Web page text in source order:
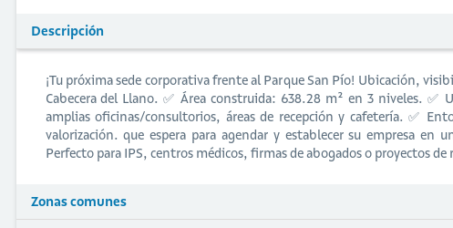
Descripción
¡Tu próxima sede corporativa frente al Parque San Pío! Ubicación,
Cabecera del Llano. ✅ Área construida: 638.28 m² en 3 niveles. ✅
amplias oficinas/consultorios, áreas de recepción y cafetería. ✅
valorización. que espera para agendar y establecer su empresa en
Perfecto para IPS, centros médicos, firmas de abogados o proyectos de
Zonas comunes